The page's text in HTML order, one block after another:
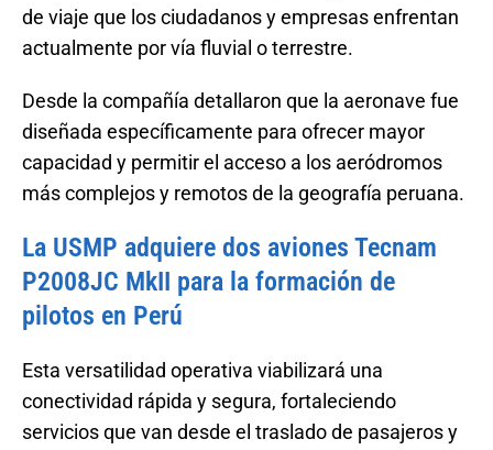
de viaje que los ciudadanos y empresas enfrentan
actualmente por vía fluvial o terrestre.
Desde la compañía detallaron que la aeronave fue
diseñada específicamente para ofrecer mayor
capacidad y permitir el acceso a los aeródromos
más complejos y remotos de la geografía peruana.
La USMP adquiere dos aviones Tecnam
P2008JC MkII para la formación de
pilotos en Perú
Esta versatilidad operativa viabilizará una
conectividad rápida y segura, fortaleciendo
servicios que van desde el traslado de pasajeros y